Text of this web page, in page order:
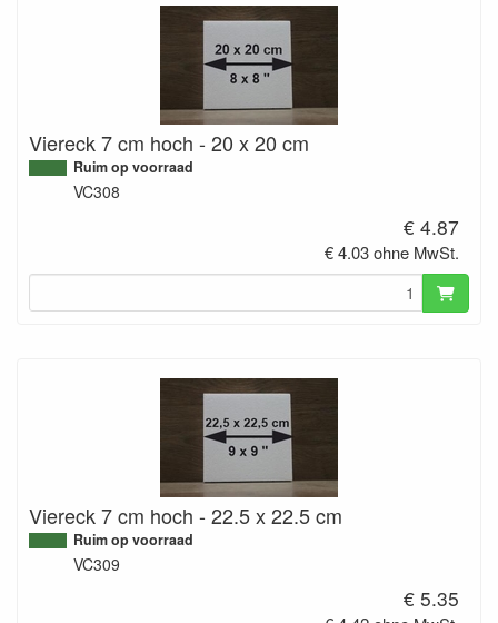
Viereck 7 cm hoch - 20 x 20 cm
Ruim op voorraad
VC308
€ 4.87
€ 4.03 ohne MwSt.
Viereck 7 cm hoch - 22.5 x 22.5 cm
Ruim op voorraad
VC309
€ 5.35